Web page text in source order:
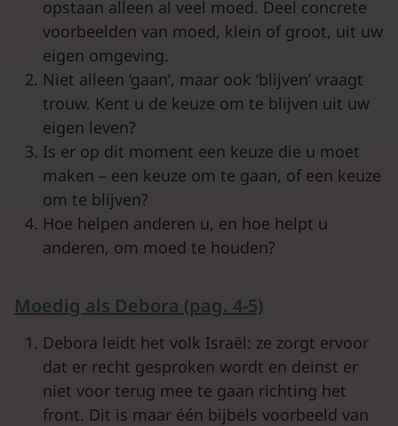
opstaan alleen al veel moed. Deel concrete
voorbeelden van moed, klein of groot, uit uw
eigen omgeving.
Niet alleen ‘gaan’, maar ook ‘blijven’ vraagt
trouw. Kent u de keuze om te blijven uit uw
eigen leven?
Is er op dit moment een keuze die u moet
maken – een keuze om te gaan, of een keuze
om te blijven?
Hoe helpen anderen u, en hoe helpt u
anderen, om moed te houden?
Moedig als Debora (pag. 4-5)
Debora leidt het volk Israël: ze zorgt ervoor
dat er recht gesproken wordt en deinst er
niet voor terug mee te gaan richting het
front. Dit is maar één bijbels voorbeeld van